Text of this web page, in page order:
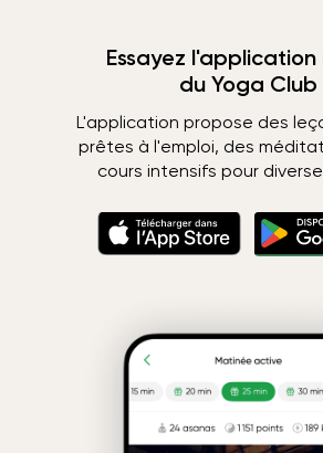
Essayez l'application
du Yoga Club
L'application propose des
prêtes à l'emploi, des
cours intensifs pour